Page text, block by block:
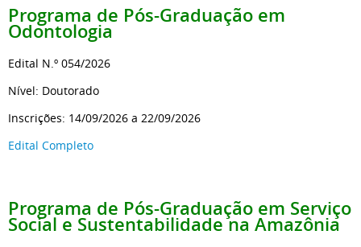
Programa de Pós-Graduação em
Odontologia
Edital N.º 054/2026
Nível: Doutorado
Inscrições: 14/09/2026 a 22/09/2026
Edital Completo
Programa de Pós-Graduação em Serviço
Social e Sustentabilidade na Amazônia